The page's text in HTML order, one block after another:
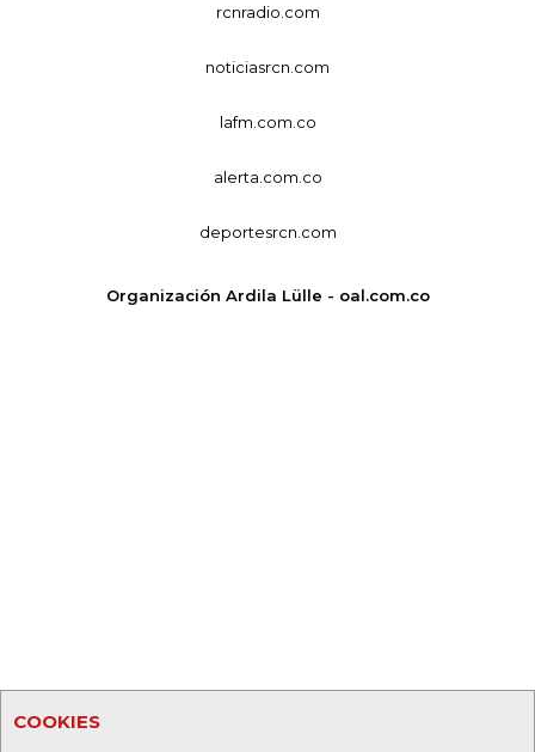
COOKIES
rcnradio.com
noticiasrcn.com
lafm.com.co
alerta.com.co
deportesrcn.com
Organización Ardila Lülle - oal.com.co